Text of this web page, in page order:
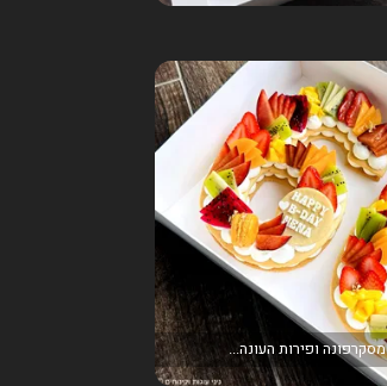
ופירות העונה...